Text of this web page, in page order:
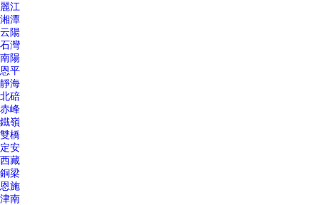
麗江
湘潭
云陽
石灣
南陽
恩平
靜海
北碚
赤峰
鐵嶺
雙橋
定安
西藏
銅梁
恩施
津南